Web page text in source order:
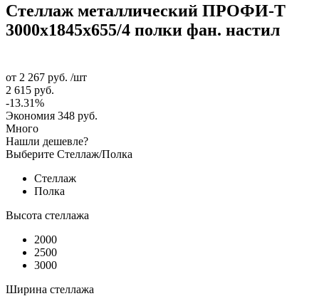
Стеллаж металлический ПРОФИ-Т
3000x1845x655/4 полки фан. настил
от 2 267 руб. /шт
2 615 руб.
-13.31%
Экономия 348 руб.
Много
Нашли дешевле?
Выберите Стеллаж/Полка
Стеллаж
Полка
Высота стеллажа
2000
2500
3000
Ширина стеллажа